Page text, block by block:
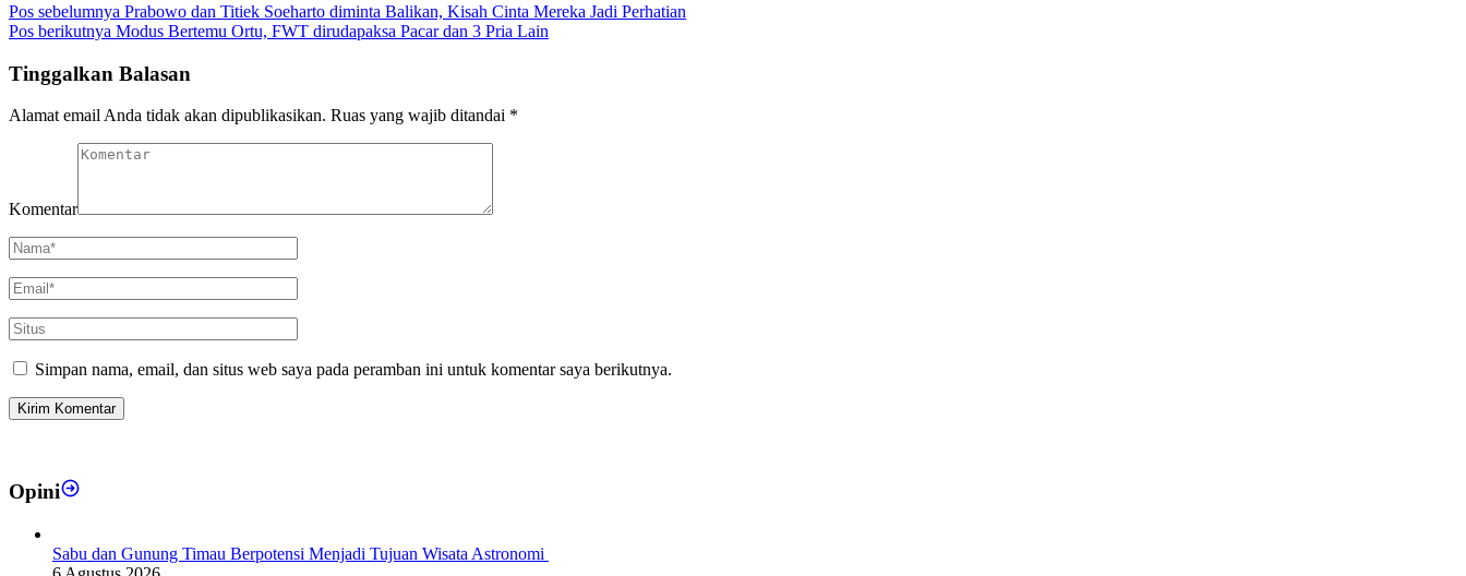
Pos sebelumnya Prabowo dan Titiek Soeharto diminta Balikan, Kisah Cinta Mereka Jadi Perhatian
Pos berikutnya Modus Bertemu Ortu, FWT dirudapaksa Pacar dan 3 Pria Lain
Tinggalkan Balasan
Alamat email Anda tidak akan dipublikasikan. Ruas yang wajib ditandai *
Komentar
Simpan nama, email, dan situs web saya pada peramban ini untuk komentar saya berikutnya.
Opini
Sabu dan Gunung Timau Berpotensi Menjadi Tujuan Wisata Astronomi